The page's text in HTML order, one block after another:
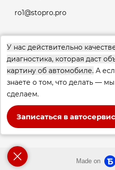
У нас действительно
диагностика, которая даст
картину об автомобиле. А
знаете о том, что делать —
сделаем.​
Записаться в автосервис
ro1@stopro.pro
Задать вопрос об
Made on